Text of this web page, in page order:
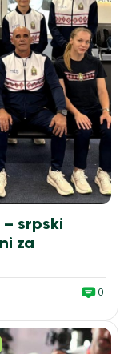
srpski
za
0